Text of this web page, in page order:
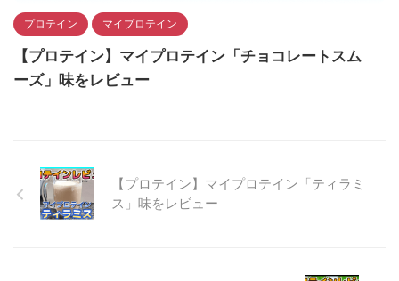
プロテイン マイプロテイン
【プロテイン】マイプロテイン「チョコレートスム
ーズ」味をレビュー
【プロテイン】マイプロテイン「ティラミ
ス」味をレビュー